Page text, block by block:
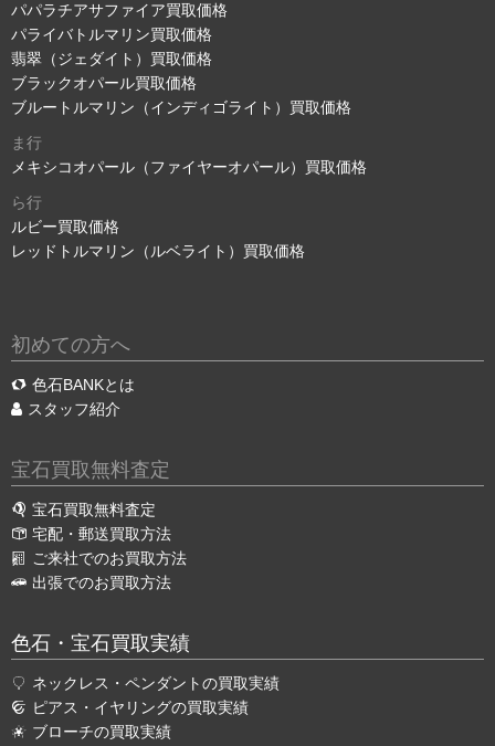
パパラチアサファイア買取価格
パライバトルマリン買取価格
翡翠（ジェダイト）買取価格
ブラックオパール買取価格
ブルートルマリン（インディゴライト）買取価格
ま行
メキシコオパール（ファイヤーオパール）買取価格
ら行
ルビー買取価格
レッドトルマリン（ルベライト）買取価格
初めての方へ
色石BANKとは
スタッフ紹介
宝石買取無料査定
宝石買取無料査定
宅配・郵送買取方法
ご来社でのお買取方法
出張でのお買取方法
色石・宝石買取実績
ネックレス・ペンダントの買取実績
ピアス・イヤリングの買取実績
ブローチの買取実績